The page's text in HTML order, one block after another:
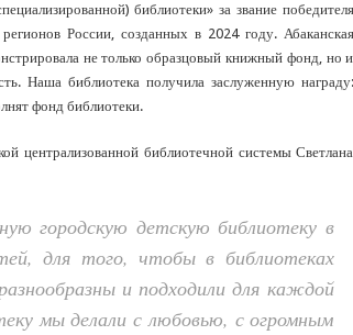
библиотеки» за звание победителя
России, созданных в 2024 году. Абаканская
не только образцовый книжный фонд, но и
Наша библиотека получила заслуженную награду:
фонд библиотеки.
централизованной библиотечной системы Светлана
городскую детскую библиотеку в
для того, чтобы в библиотеках
и подходили для каждой
мы делали с любовью, с огромным